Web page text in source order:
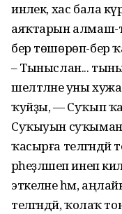
инәлек, хас бала
аяҡтарын алмаш-
бер төшөрөп-бер
– Тыныслан...
шелтәләне уны
ҡуйҙы, — Суҡып
Суҡыуын суҡыманы
ҡасырға
әрһеҙләшеп инеп
эткеләне һәм,
теләгәндәй, ҡолаҡ